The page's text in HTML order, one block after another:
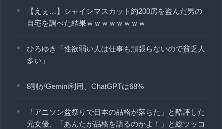
【えぇ…】シャインマスカット約200房を盗んだ男の
自宅を調べた結果ｗｗｗｗｗｗｗｗ
ひろゆき「性欲弱い人は仕事も頑張らないので貧乏人
多い」
8割がGemini利用、ChatGPTは68%
「アニソン盆祭りで日本の品格が落ちた」と酷評した
元女優、「あんたが品格を語るのかよ！」と総ツッコ